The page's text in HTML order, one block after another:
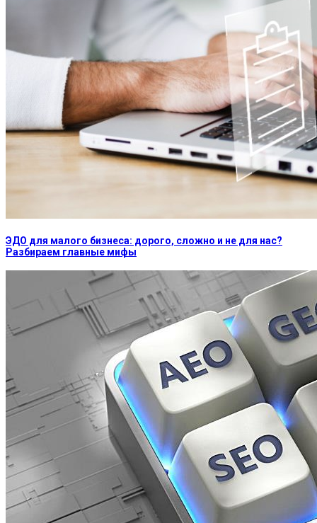
ЭДО для малого бизнеса: дорого, сложно и не для нас?
Разбираем главные мифы